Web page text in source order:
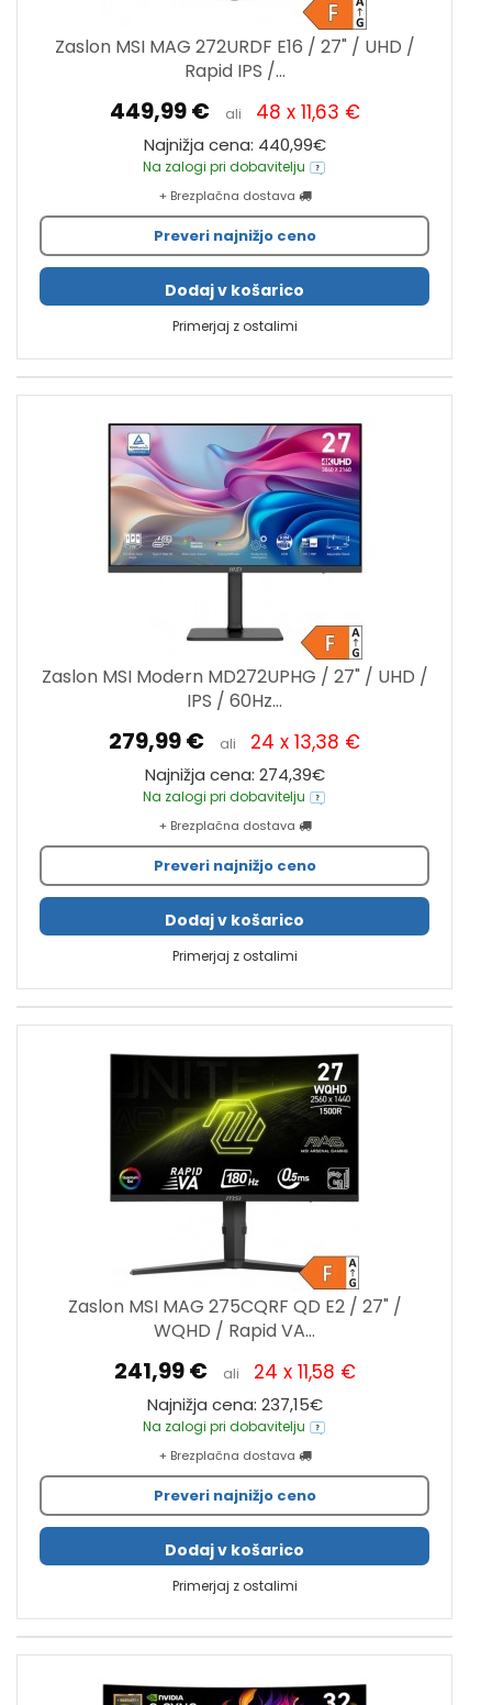
Zaslon MSI MAG 272URDF E16 / 27" / UHD /
Rapid IPS /...
449,99 € ali 48 x 11,63 €
Najnižja cena: 440,99€
Na zalogi pri dobavitelju
+ Brezplačna dostava
Preveri najnižjo ceno
Dodaj v košarico
Primerjaj z ostalimi
Zaslon MSI Modern MD272UPHG / 27" / UHD /
IPS / 60Hz...
279,99 € ali 24 x 13,38 €
Najnižja cena: 274,39€
Na zalogi pri dobavitelju
+ Brezplačna dostava
Preveri najnižjo ceno
Dodaj v košarico
Primerjaj z ostalimi
Zaslon MSI MAG 275CQRF QD E2 / 27" /
WQHD / Rapid VA...
241,99 € ali 24 x 11,58 €
Najnižja cena: 237,15€
Na zalogi pri dobavitelju
+ Brezplačna dostava
Preveri najnižjo ceno
Dodaj v košarico
Primerjaj z ostalimi